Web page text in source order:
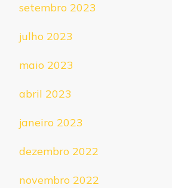
setembro 2023
julho 2023
maio 2023
abril 2023
janeiro 2023
dezembro 2022
novembro 2022